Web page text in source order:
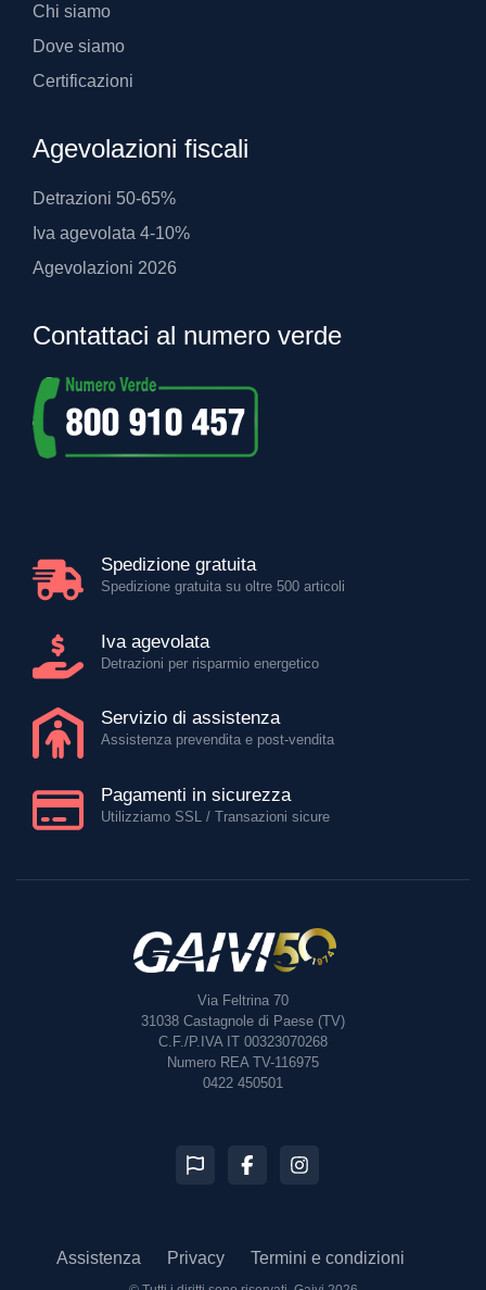
Chi siamo
Dove siamo
Certificazioni
Agevolazioni fiscali
Detrazioni 50-65%
Iva agevolata 4-10%
Agevolazioni 2026
Contattaci al numero verde
Spedizione gratuita
Spedizione gratuita su oltre 500 articoli
Iva agevolata
Detrazioni per risparmio energetico
Servizio di assistenza
Assistenza prevendita e post-vendita
Pagamenti in sicurezza
Utilizziamo SSL / Transazioni sicure
Via Feltrina 70
31038 Castagnole di Paese (TV)
C.F./P.IVA IT 00323070268
Numero REA TV-116975
0422 450501
Assistenza Privacy Termini e condizioni